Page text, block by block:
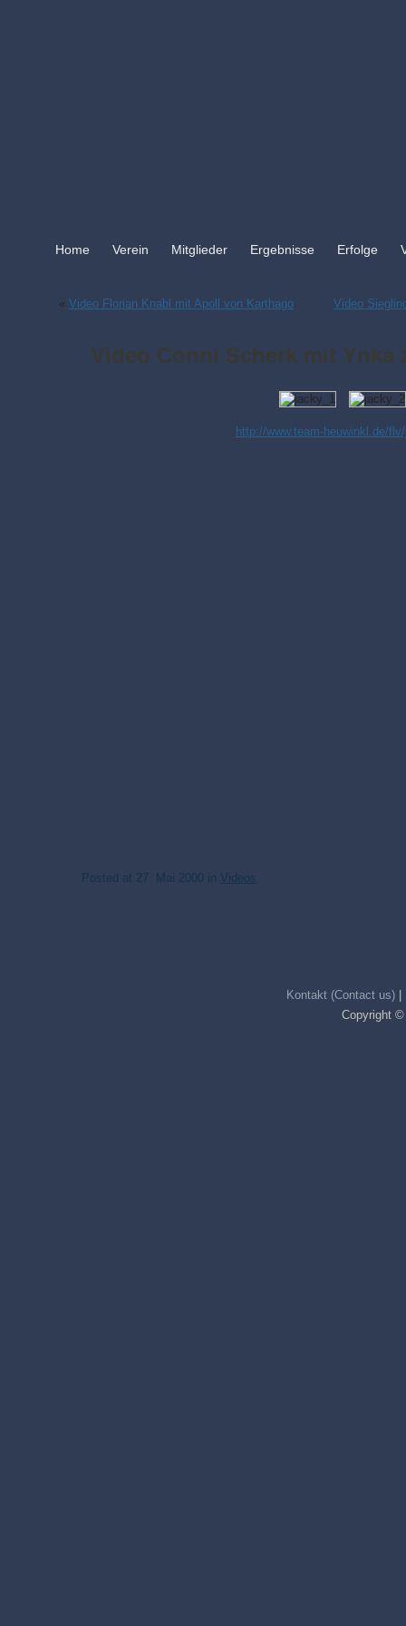
Home Verein Mitglieder Ergebnisse Erfolge
« Video Florian Knabl mit Apoll von Karthago Video
Video Conni Scherk mit Ynka
http://www.team-heuwinkl.de/
Posted at 27. Mai 2000 in Videos
Kontakt (Contact us)|
Copyright ©